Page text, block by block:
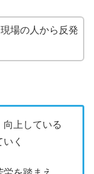
場の人から反発
向上している
く